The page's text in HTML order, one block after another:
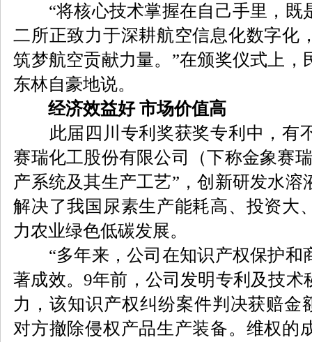
“将核心技术掌握在自己手里，既
二所正致力于深耕航空信息化数字化
筑梦航空贡献力量。”在颁奖仪式上，
东林自豪地说。
经济效益好 市场价值高
此届四川专利奖获奖专利中，有
赛瑞化工股份有限公司（下称金象赛
产系统及其生产工艺”，创新研发水
解决了我国尿素生产能耗高、投资大
力农业绿色低碳发展。
“多年来，公司在知识产权保护和
著成效。9年前，公司发明专利及技术
力，该知识产权纠纷案件判决获赔金
对方撤除侵权产品生产装备。维权的